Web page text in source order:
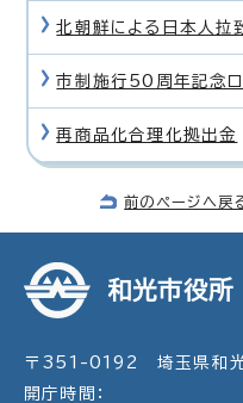
北朝鮮による日本人拉
市制施行50周年記念ロ
再商品化合理化拠出金
前のページへ戻
和光市役所
〒351-0192 埼玉県和光
開庁時間：